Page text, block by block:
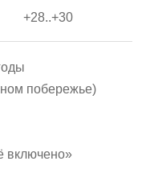
+28..+30
побережье)
включено»